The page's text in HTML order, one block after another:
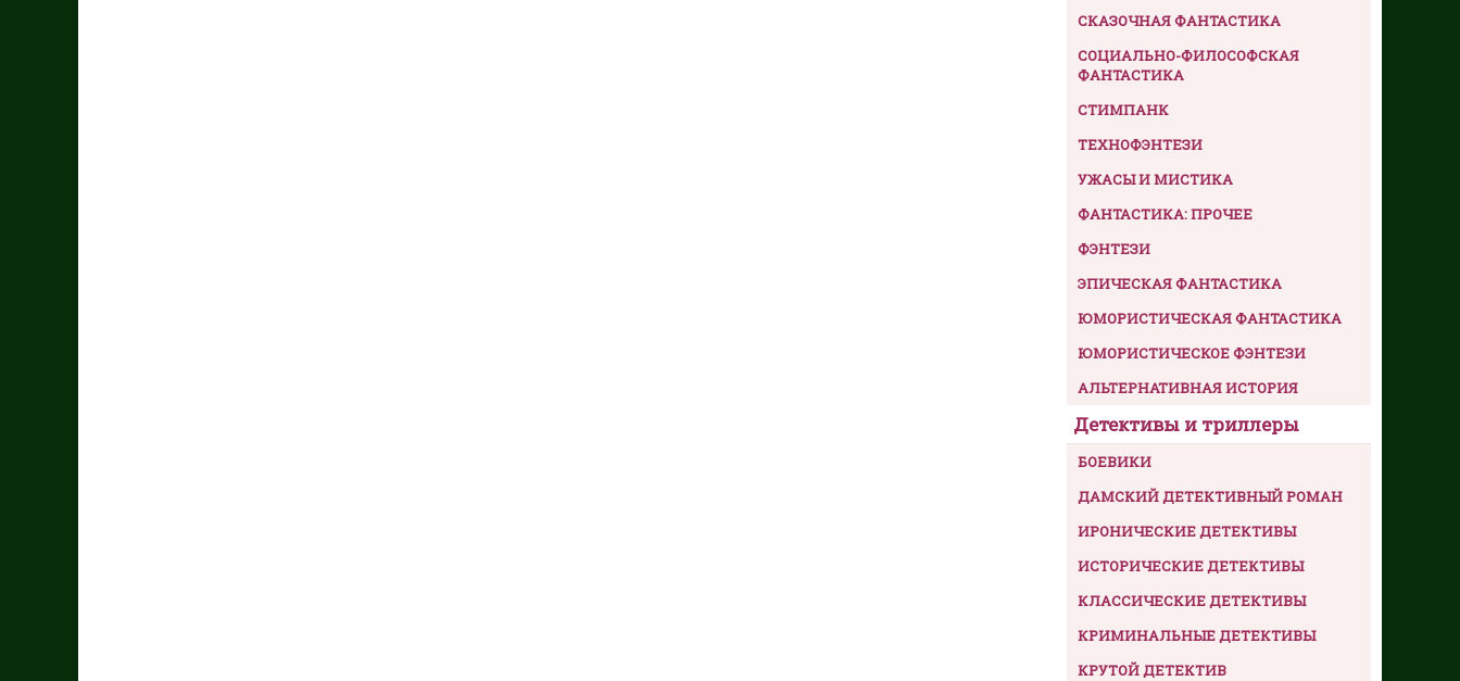
СКАЗОЧНАЯ ФАНТАСТИКА
СОЦИАЛЬНО-ФИЛОСОФСКАЯ
ФАНТАСТИКА
СТИМПАНК
ТЕХНОФЭНТЕЗИ
УЖАСЫ И МИСТИКА
ФАНТАСТИКА: ПРОЧЕЕ
ФЭНТЕЗИ
ЭПИЧЕСКАЯ ФАНТАСТИКА
ЮМОРИСТИЧЕСКАЯ ФАНТАСТИКА
ЮМОРИСТИЧЕСКОЕ ФЭНТЕЗИ
АЛЬТЕРНАТИВНАЯ ИСТОРИЯ
Детективы и триллеры
БОЕВИКИ
ДАМСКИЙ ДЕТЕКТИВНЫЙ РОМАН
ИРОНИЧЕСКИЕ ДЕТЕКТИВЫ
ИСТОРИЧЕСКИЕ ДЕТЕКТИВЫ
КЛАССИЧЕСКИЕ ДЕТЕКТИВЫ
КРИМИНАЛЬНЫЕ ДЕТЕКТИВЫ
КРУТОЙ ДЕТЕКТИВ